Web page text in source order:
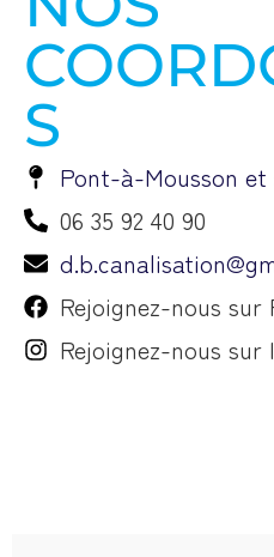
S
Pont-à-Mousson
06 35 92 40 90
Rejoignez-nous sur
Rejoignez-nous sur